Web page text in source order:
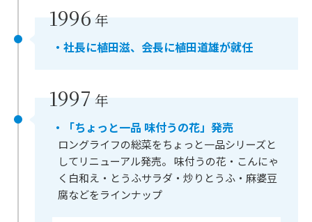
1996 年
・社長に植田滋、会長に植田道雄が就任
1997 年
・「ちょっと一品 味付うの花」発売
ロングライフの総菜をちょっと一品シリーズと
してリニューアル発売。 味付うの花・こんにゃ
く白和え・とうふサラダ・炒りとうふ・麻婆豆
腐などをラインナップ